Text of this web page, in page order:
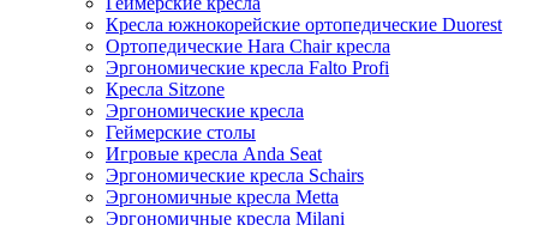
Кресла южнокорейские ортопедические Duorest
Ортопедические Hara Chair кресла
Эргономические кресла Falto Profi
Кресла Sitzone
Эргономические кресла
Геймерские столы
Игровые кресла Anda Seat
Эргономические кресла Schairs
Эргономичные кресла Metta
Эргономичные кресла Milani